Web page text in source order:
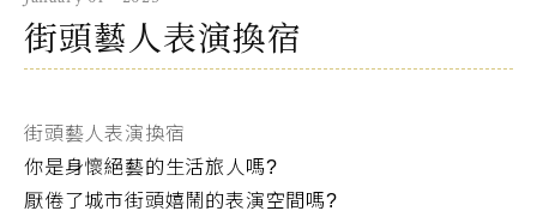
街頭藝人表演換宿
街頭藝人表演換宿
你是身懷絕藝的生活旅人嗎?
厭倦了城市街頭嬉鬧的表演空間嗎?